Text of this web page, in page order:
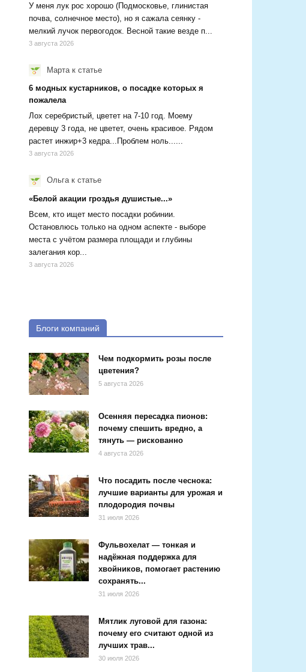
У меня лук рос хорошо (Подмосковье, глинистая
почва, солнечное место), но я сажала сеянку -
мелкий лучок первогодок. Весной такие везде п...
3 августа 2026
Марта к статье
6 модных кустарников, о посадке которых я
пожалела
Лох серебристый, цветет на 7-10 год. Моему
деревцу 3 года, не цветет, очень красивое. Рядом
растет инжир+3 кедра...Проблем ноль......
3 августа 2026
Ольгак статье
«Белой акации гроздья душистые...»
Всем, кто ищет место посадки робинии.
Остановлюсь только на одном аспекте - выборе
места с учётом размера площади и глубины
залегания кор...
3 августа 2026
Блоги компаний
Чем подкормить розы после
цветения?
5 августа 2026
Осенняя пересадка пионов:
почему спешить вредно, а
тянуть — рискованно
4 августа 2026
Что посадить после чеснока:
лучшие варианты для урожая и
плодородия почвы
31 июля 2026
Фульвохелат — тонкая и
надёжная поддержка для
хвойников, помогает растению
сохранять...
31 июля 2026
Мятлик луговой для газона:
почему его считают одной из
лучших трав...
30 июля 2026